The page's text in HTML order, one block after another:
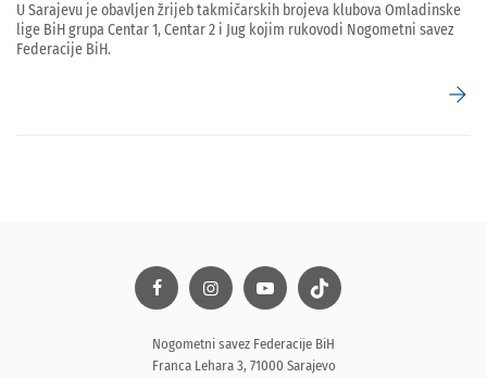
U Sarajevu je obavljen žrijeb takmičarskih brojeva klubova Omladinske
lige BiH grupa Centar 1, Centar 2 i Jug kojim rukovodi Nogometni savez
Federacije BiH.
arrow_forward
Nogometni savez Federacije BiH
Franca Lehara 3, 71000 Sarajevo